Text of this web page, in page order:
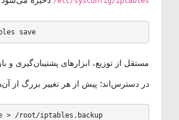
save
مستقل از توزیع، ابزارهای پشتیبان‌گیری و
در دسترس‌اند؛ پیش از هر تغییر بزرگ از
> /root/iptables.backup